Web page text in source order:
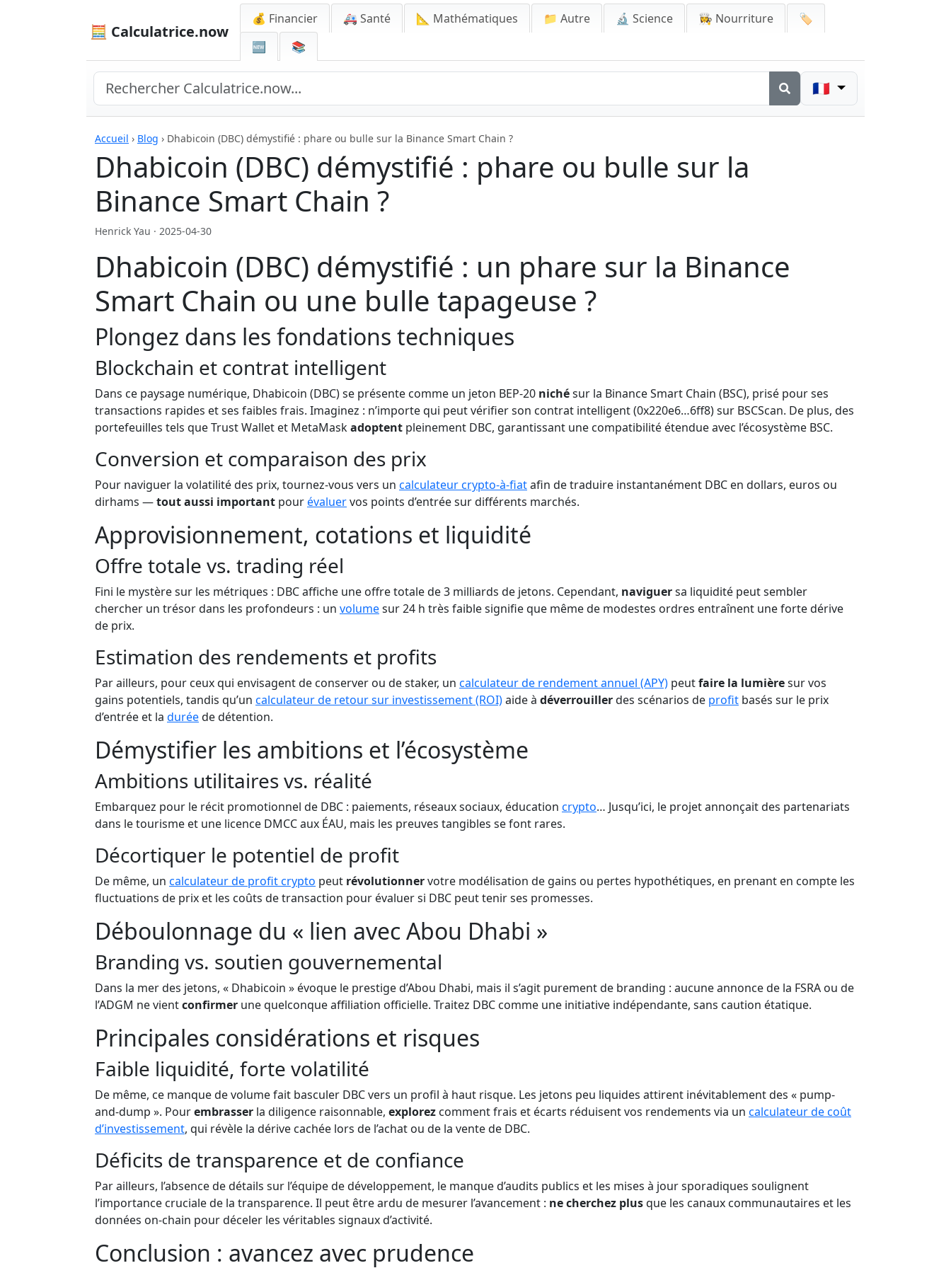
🧮 Calculatrice.now
💰 Financier 🚑 Santé 📐 Mathématiques 📁 Autre 🔬 Science 👩‍🍳 Nourriture
🏷️
🆕
📚
🇫🇷
Accueil › Blog › Dhabicoin (DBC) démystifié : phare ou bulle sur la Binance Smart Chain ?
Dhabicoin (DBC) démystifié : phare ou bulle sur la
Binance Smart Chain ?
Henrick Yau · 2025-04-30
Dhabicoin (DBC) démystifié : un phare sur la Binance
Smart Chain ou une bulle tapageuse ?
Plongez dans les fondations techniques
Blockchain et contrat intelligent
Dans ce paysage numérique, Dhabicoin (DBC) se présente comme un jeton BEP-20 nichésur la Binance Smart Chain (BSC), prisé pour ses
transactions rapides et ses faibles frais. Imaginez : n’importe qui peut vérifier son contrat intelligent (0x220e6…6ff8) sur BSCScan. De plus, des
portefeuilles tels que Trust Wallet et MetaMaskadoptent pleinement DBC, garantissant une compatibilité étendue avec l’écosystème BSC.
Conversion et comparaison des prix
Pour naviguer la volatilité des prix, tournez-vous vers un calculateur crypto-à-fiatafin de traduire instantanément DBC en dollars, euros ou
dirhams —tout aussi important pourévaluervos points d’entrée sur différents marchés.
Approvisionnement, cotations et liquidité
Offre totale vs. trading réel
Fini le mystère sur les métriques : DBC affiche une offre totale de 3 milliards de jetons. Cependant, naviguersa liquidité peut sembler
chercher un trésor dans les profondeurs : un volumesur 24 h très faible signifie que même de modestes ordres entraînent une forte dérive
de prix.
Estimation des rendements et profits
Par ailleurs, pour ceux qui envisagent de conserver ou de staker, un calculateur de rendement annuel (APY) peutfaire la lumièresur vos
gains potentiels, tandis qu’un calculateur de retour sur investissement (ROI)aide à déverrouillerdes scénarios de profit basés sur le prix
d’entrée et la duréede détention.
Démystifier les ambitions et l’écosystème
Ambitions utilitaires vs. réalité
Embarquez pour le récit promotionnel de DBC : paiements, réseaux sociaux, éducation crypto… Jusqu’ici, le projet annonçait des partenariats
dans le tourisme et une licence DMCC aux ÉAU, mais les preuves tangibles se font rares.
Décortiquer le potentiel de profit
De même, un calculateur de profit crypto peut révolutionnervotre modélisation de gains ou pertes hypothétiques, en prenant en compte les
fluctuations de prix et les coûts de transaction pour évaluer si DBC peut tenir ses promesses.
Déboulonnage du « lien avec Abou Dhabi »
Branding vs. soutien gouvernemental
Dans la mer des jetons, « Dhabicoin » évoque le prestige d’Abou Dhabi, mais il s’agit purement de branding : aucune annonce de la FSRA ou de
l’ADGM ne vientconfirmer une quelconque affiliation officielle. Traitez DBC comme une initiative indépendante, sans caution étatique.
Principales considérations et risques
Faible liquidité, forte volatilité
De même, ce manque de volume fait basculer DBC vers un profil à haut risque. Les jetons peu liquides attirent inévitablement des « pump-
and-dump ». Pourembrasser la diligence raisonnable, explorez comment frais et écarts réduisent vos rendements via un calculateur de coût
d’investissement, qui révèle la dérive cachée lors de l’achat ou de la vente de DBC.
Déficits de transparence et de confiance
Par ailleurs, l’absence de détails sur l’équipe de développement, le manque d’audits publics et les mises à jour sporadiques soulignent
l’importance cruciale de la transparence. Il peut être ardu de mesurer l’avancement : ne cherchez plusque les canaux communautaires et les
données on-chain pour déceler les véritables signaux d’activité.
Conclusion : avancez avec prudence